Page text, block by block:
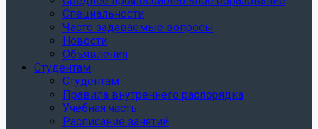
Специальности
Часто задаваемые вопросы
Новости
Объявления
Студентам
Студентам
Правила внутреннего распорядка
Учебная часть
Расписание занятий